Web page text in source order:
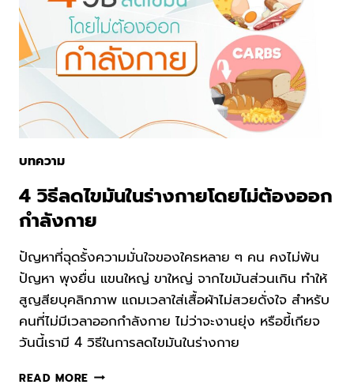
บทความ
4 วิธีลดไขมันในร่างกายโดยไม่ต้องออก
กำลังกาย
ปัญหาที่ฉุดรั้งความมั่นใจของใครหลาย ๆ คน คงไม่พ้น
ปัญหา พุงยื่น แขนใหญ่ ขาใหญ่ จากไขมันส่วนเกิน ทำให้
สูญสียบุคลิกภาพ แถมเวลาใส่เสื้อผ้าไม่สวยดั่งใจ สำหรับ
คนที่ไม่มีเวลาออกกำลังกาย ไม่ว่าจะงานยุ่ง หรือขี้เกียจ
วันนี้เรามี 4 วิธีในการลดไขมันในร่างกาย
READ MORE 4